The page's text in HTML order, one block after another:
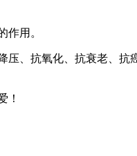
作用。
、抗氧化、抗衰老、
！